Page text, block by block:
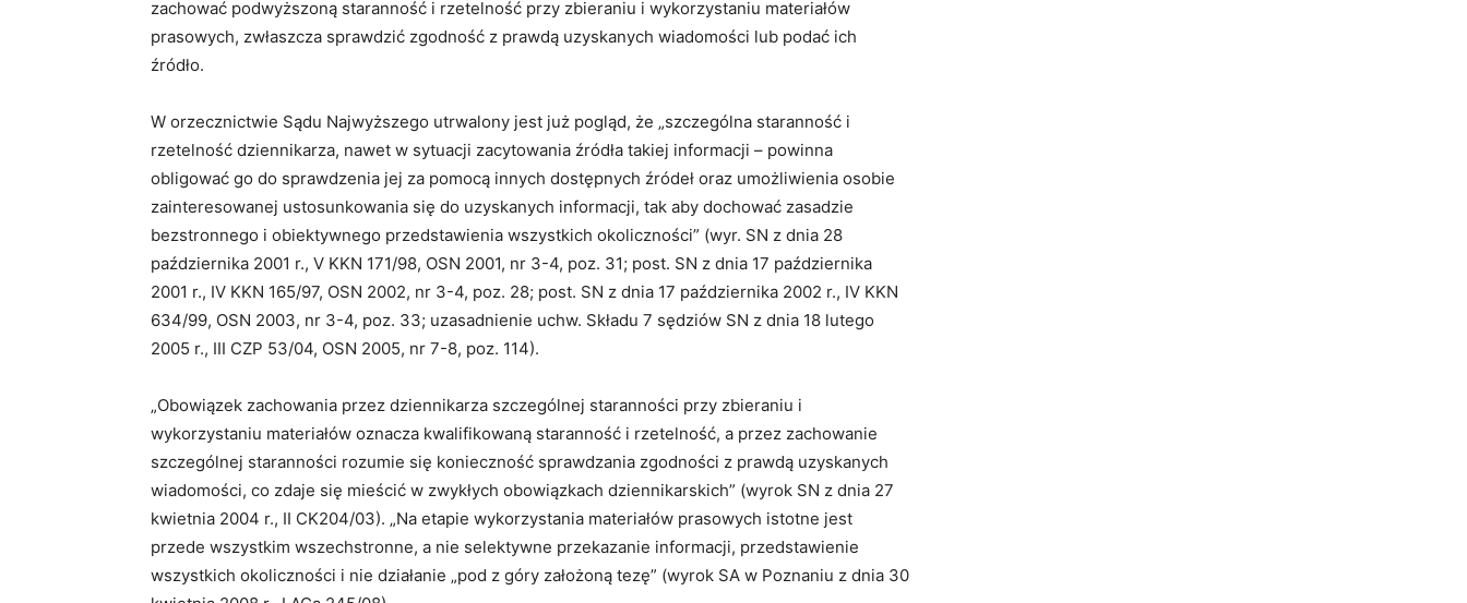
zachować podwyższoną staranność i rzetelność przy zbieraniu i wykorzystaniu materiałów
prasowych, zwłaszcza sprawdzić zgodność z prawdą uzyskanych wiadomości lub podać ich
źródło.
W orzecznictwie Sądu Najwyższego utrwalony jest już pogląd, że „szczególna staranność i
rzetelność dziennikarza, nawet w sytuacji zacytowania źródła takiej informacji – powinna
obligować go do sprawdzenia jej za pomocą innych dostępnych źródeł oraz umożliwienia osobie
zainteresowanej ustosunkowania się do uzyskanych informacji, tak aby dochować zasadzie
bezstronnego i obiektywnego przedstawienia wszystkich okoliczności” (wyr. SN z dnia 28
października 2001 r., V KKN 171/98, OSN 2001, nr 3-4, poz. 31; post. SN z dnia 17 października
2001 r., IV KKN 165/97, OSN 2002, nr 3-4, poz. 28; post. SN z dnia 17 października 2002 r., IV KKN
634/99, OSN 2003, nr 3-4, poz. 33; uzasadnienie uchw. Składu 7 sędziów SN z dnia 18 lutego
2005 r., III CZP 53/04, OSN 2005, nr 7-8, poz. 114).
„Obowiązek zachowania przez dziennikarza szczególnej staranności przy zbieraniu i
wykorzystaniu materiałów oznacza kwalifikowaną staranność i rzetelność, a przez zachowanie
szczególnej staranności rozumie się konieczność sprawdzania zgodności z prawdą uzyskanych
wiadomości, co zdaje się mieścić w zwykłych obowiązkach dziennikarskich” (wyrok SN z dnia 27
kwietnia 2004 r., II CK204/03). „Na etapie wykorzystania materiałów prasowych istotne jest
przede wszystkim wszechstronne, a nie selektywne przekazanie informacji, przedstawienie
wszystkich okoliczności i nie działanie „pod z góry założoną tezę” (wyrok SA w Poznaniu z dnia 30